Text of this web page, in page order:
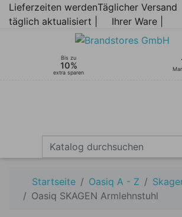
Lieferzeiten werden
täglich aktualisiert |
Täglicher Versand
Ihrer Ware |
Bis zu
10%
extra sparen
Startseite Oasiq A - Z
Oasiq SKAGEN Armlehnstuhl